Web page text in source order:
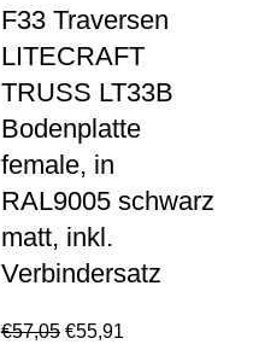
F33 Traversen
LITECRAFT
TRUSS LT33B
Bodenplatte
female, in
RAL9005 schwarz
matt, inkl.
Verbindersatz
€57,05 €55,91